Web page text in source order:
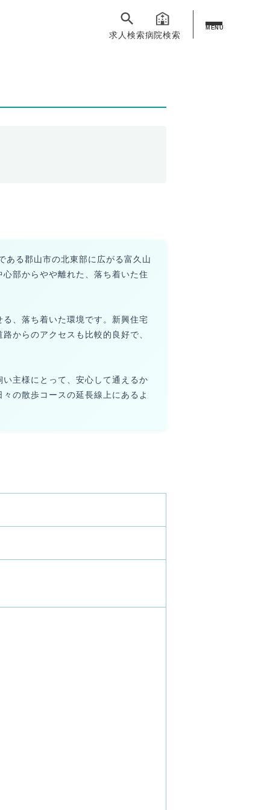
求人検索病院検索
MENU
ある郡山市の北東部に広がる富久山
部からやや離れた、落ち着いた住
、落ち着いた環境です。新興住宅
からのアクセスも比較的良好で、
主様にとって、安心して通えるか
の散歩コースの延長線上にあるよ